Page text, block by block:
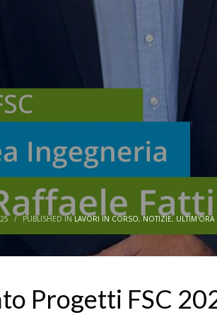
/ PUBLISHED INLAVORI IN CORSO,NOTIZIE, ULTIM'ORA
Progetti FSC